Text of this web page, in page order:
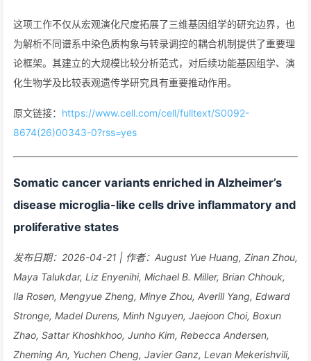
这项工作不仅从宏观演化尺度拓展了三维基因组学的研究边界，也
为解析不同谱系中染色质构象与转录调控的耦合机制提供了重要理
论框架。其建立的大规模比较分析范式，对后续功能基因组学、演
化生物学及比较表观遗传学研究具有重要推动作用。
原文链接： https://www.cell.com/cell/fulltext/S0092-
8674(26)00343-0?rss=yes
Somatic cancer variants enriched in Alzheimer’s
disease microglia-like cells drive inflammatory and
proliferative states
发布日期：2026-04-21 | 作者：August Yue Huang, Zinan Zhou,
Maya Talukdar, Liz Enyenihi, Michael B. Miller, Brian Chhouk,
Ila Rosen, Mengyue Zheng, Minye Zhou, Averill Yang, Edward
Stronge, Madel Durens, Minh Nguyen, Jaejoon Choi, Boxun
Zhao, Sattar Khoshkhoo, Junho Kim, Rebecca Andersen,
Zheming An, Yuchen Cheng, Javier Ganz, Levan Mekerishvili,